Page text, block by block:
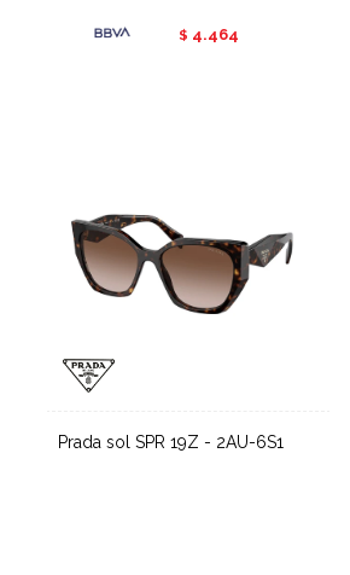
$ 4.464
Prada sol SPR 19Z - 2AU-6S1